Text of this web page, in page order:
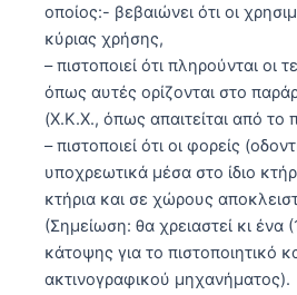
οποίος:- βεβαιώνει ότι οι
κύριας χρήσης,
– πιστοποιεί ότι πληρούνται οι
όπως αυτές ορίζονται στο
(Χ.Κ.Χ., όπως απαιτείται από το
– πιστοποιεί ότι οι φορείς
υποχρεωτικά μέσα στο ίδιο
κτήρια και σε χώρους
(Σημείωση: θα χρειαστεί κι ένα
κάτοψης για το πιστοποιητικό
ακτινογραφικού μηχανήματος).